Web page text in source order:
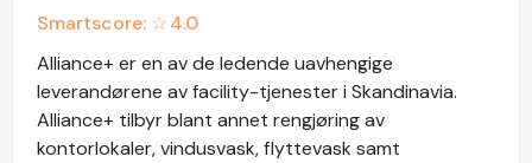
Smartscore: ☆4.0
Alliance+ er en av de ledende uavhengige
leverandørene av facility-tjenester i Skandinavia.
Alliance+ tilbyr blant annet rengjøring av
kontorlokaler, vindusvask, flyttevask samt